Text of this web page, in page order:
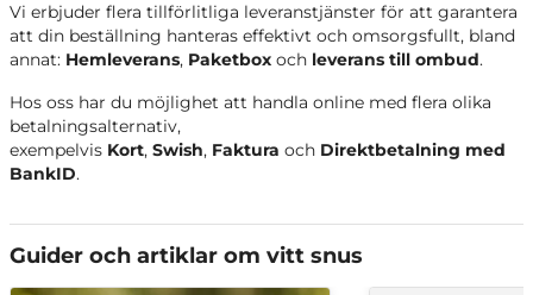
Vi erbjuder flera tillförlitliga leveranstjänster för att garantera
att din beställning hanteras effektivt och omsorgsfullt, bland
annat: Hemleverans, Paketbox och leverans till ombud.
Hos oss har du möjlighet att handla online med flera olika
betalningsalternativ,
exempelvis Kort, Swish, Faktura och Direktbetalning med
BankID.
Guider och artiklar om vitt snus